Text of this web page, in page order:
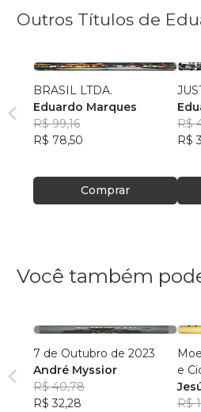
Outros Títulos de
BRASIL LTDA.
Eduardo Marques
R$ 99,16
R$ 78,50
Comprar
R$
R$
Você também
7 de Outubro de 2023
André Myssior
R$ 40,78
R$ 32,28
e
R$